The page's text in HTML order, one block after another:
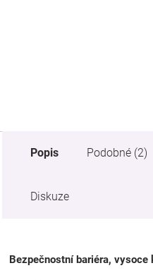
Popis Podobné (2)
Diskuze
Bezpečnostní bariéra,